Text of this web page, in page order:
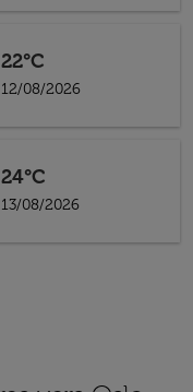
22°C
12/08/2026
24°C
13/08/2026